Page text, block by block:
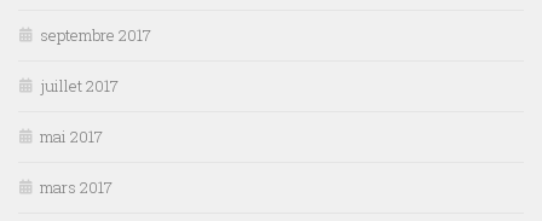
septembre 2017
juillet 2017
mai 2017
mars 2017